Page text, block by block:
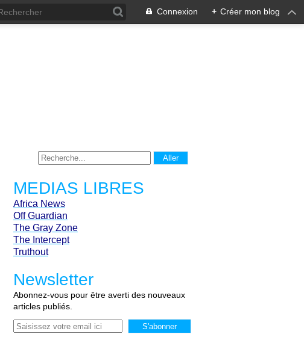
Connexion + Créer mon blog
MEDIAS LIBRES
Africa News
Off Guardian
The Gray Zone
The Intercept
Truthout
Newsletter
Abonnez-vous pour être averti des nouveaux
articles publiés.
Email